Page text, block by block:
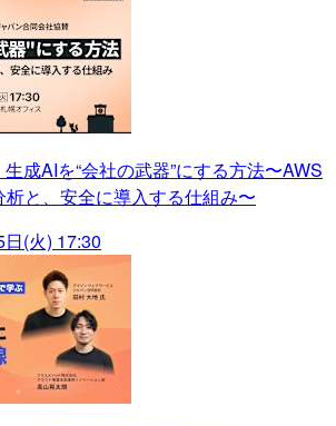
生成AIを“会社の武器”にする方法〜AWS
と、安全に導入する仕組み〜
(火) 17:30